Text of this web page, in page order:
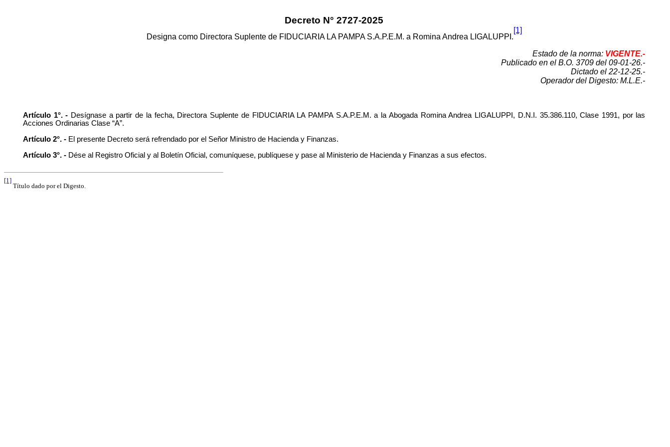
Decreto N° 2727-2025
Designa comoDirectora Suplente de FIDUCIARIA LA PAMPA S.A.P.E.M. a Romina Andrea LIGALUPPI.
[1]
Estado de la norma: VIGENTE.-
Publicado en el B.O. 3709 del 09-01-26.-
Dictado el 22-12-25.-
Operador del Digesto: M.L.E.-
Artículo 1°. - Desígnase a partir de la fecha, Directora Suplente de FIDUCIARIA LA PAMPA S.A.P.E.M. a la Abogada Romina Andrea LIGALUPPI, D.N.I. 35.386.110, Clase 1991, por las
Acciones Ordinarias Clase “A”.
Artículo 2°. -El presente Decreto será refrendado por el Señor Ministro de Hacienda y Finanzas.
Artículo 3°. -Dése al Registro Oficial y al Boletín Oficial, comuníquese, publíquese y pase al Ministerio de Hacienda y Finanzas a sus efectos.
[1]
Título dado por el Digesto.